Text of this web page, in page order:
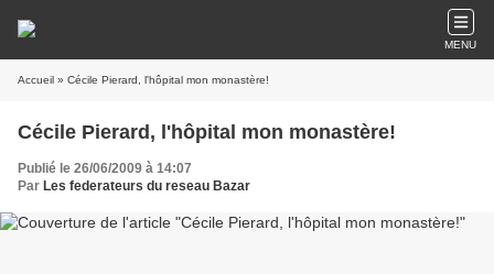
MENU
Accueil » Cécile Pierard, l'hôpital mon monastère!
Cécile Pierard, l'hôpital mon monastère!
Publié le 26/06/2009 à 14:07
Par Les federateurs du reseau Bazar